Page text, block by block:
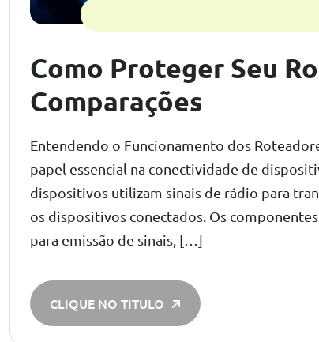
Como Proteger Seu
Comparações
Entendendo o Funcionamento dos
papel essencial na conectividade de
dispositivos utilizam sinais de rádio para
os dispositivos conectados. Os
para emissão de sinais, […]
CLIQUE NO TITULO